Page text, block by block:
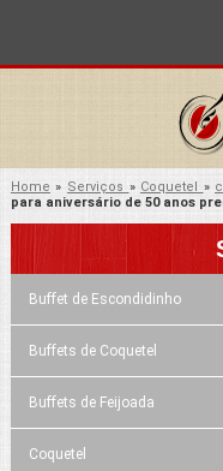
Home » Serviços » Coquetel »
para aniversário de 50 anos
Buffet de Escondidinho
Buffets de Coquetel
Buffets de Feijoada
Coquetel